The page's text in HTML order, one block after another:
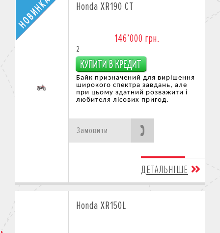
Honda XR190 CT
146’000 грн.
2
Байк призначений для вирішення
широкого спектра завдань, але
при цьому здатний розважити і
любителя лісових пригод.
Замовити
ДЕТАЛЬНІШЕ
Honda XR150L